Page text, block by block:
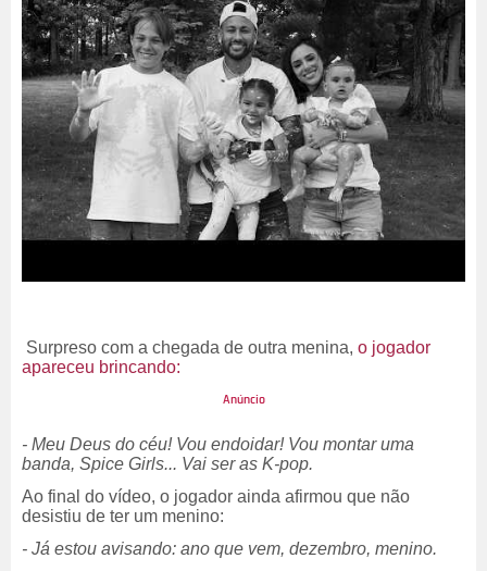
Surpreso com a chegada de outra menina, o jogador
apareceu brincando:
- Meu Deus do céu! Vou endoidar! Vou montar uma
banda, Spice Girls... Vai ser as K-pop.
Ao final do vídeo, o jogador ainda afirmou que não
desistiu de ter um menino:
- Já estou avisando: ano que vem, dezembro, menino.